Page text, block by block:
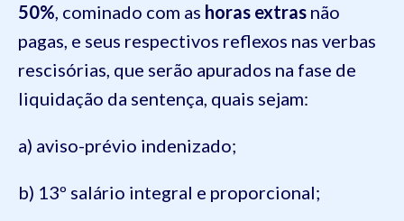
50%, cominado com as horas extras não
pagas, e seus respectivos reflexos nas verbas
rescisórias, que serão apurados na fase de
liquidação da sentença, quais sejam:
a) aviso-prévio indenizado;
b) 13º salário integral e proporcional;